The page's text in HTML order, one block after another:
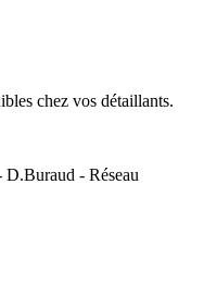
chez vos détaillants.
- Réseau